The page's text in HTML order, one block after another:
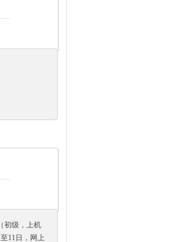
初级，上机
11日，网上